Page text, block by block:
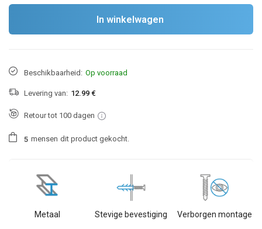
In winkelwagen
Beschikbaarheid: Op voorraad
Levering van: 12.99 €
Retour tot 100 dagen
5 mensen dit product gekocht.
Metaal Stevige bevestiging Verborgen montage